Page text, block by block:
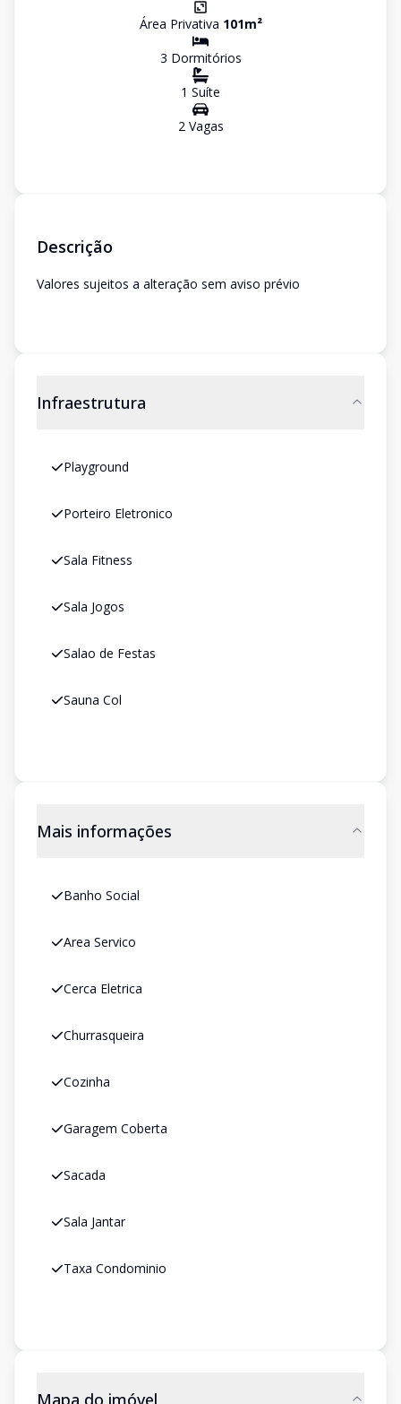
Área Privativa 101m²
3 Dormitórios
1 Suíte
2Vagas
Descrição
Valores sujeitos a alteração sem aviso prévio
Infraestrutura
Playground
Porteiro Eletronico
Sala Fitness
Sala Jogos
Salao de Festas
Sauna Col
Mais informações
Banho Social
Area Servico
Cerca Eletrica
Churrasqueira
Cozinha
Garagem Coberta
Sacada
Sala Jantar
Taxa Condominio
Mapa do imóvel